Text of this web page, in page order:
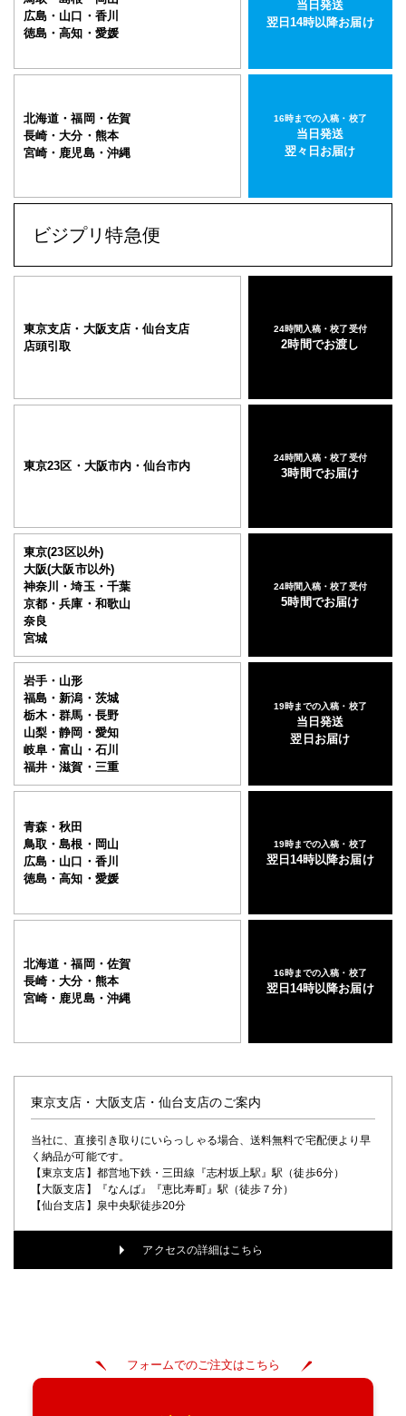
広島・山口・香川
徳島・高知・愛媛
当日発送
翌日14時以降お届け
北海道・福岡・佐賀
長崎・大分・熊本
宮崎・鹿児島・沖縄
16時までの入稿・校了
当日発送
翌々日お届け
ビジプリ特急便
東京支店・大阪支店・仙台支店
店頭引取
24時間入稿・校了受付
2時間でお渡し
東京23区・大阪市内・仙台市内
24時間入稿・校了受付
3時間でお届け
東京(23区以外)
大阪(大阪市以外)
神奈川・埼玉・千葉
京都・兵庫・和歌山
奈良
宮城
24時間入稿・校了受付
5時間でお届け
岩手・山形
福島・新潟・茨城
栃木・群馬・長野
山梨・静岡・愛知
岐阜・富山・石川
福井・滋賀・三重
19時までの入稿・校了
当日発送
翌日お届け
青森・秋田
鳥取・島根・岡山
広島・山口・香川
徳島・高知・愛媛
19時までの入稿・校了
翌日14時以降お届け
北海道・福岡・佐賀
長崎・大分・熊本
宮崎・鹿児島・沖縄
16時までの入稿・校了
翌日14時以降お届け
東京支店・大阪支店・仙台支店のご案内
当社に、直接引き取りにいらっしゃる場合、送料無料で宅配便より早
く納品が可能です。
【東京支店】都営地下鉄・三田線『志村坂上駅』駅（徒歩6分）
【大阪支店】『なんば』『恵比寿町』駅（徒歩７分）
【仙台支店】泉中央駅徒歩20分
アクセスの詳細はこちら
フォームでのご注文はこちら